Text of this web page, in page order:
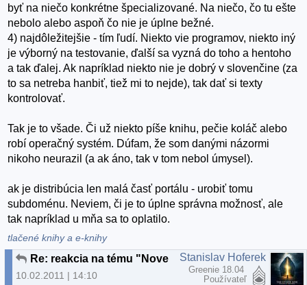
byť na niečo konkrétne špecializované. Na niečo, čo tu ešte
nebolo alebo aspoň čo nie je úplne bežné.
4) najdôležitejšie - tím ľudí. Niekto vie programov, niekto iný
je výborný na testovanie, ďalší sa vyzná do toho a hentoho
a tak ďalej. Ak napríklad niekto nie je dobrý v slovenčine (za
to sa netreba hanbiť, tiež mi to nejde), tak dať si texty
kontrolovať.
Tak je to všade. Či už niekto píše knihu, pečie koláč alebo
robí operačný systém. Dúfam, že som danými názormi
nikoho neurazil (a ak áno, tak v tom nebol úmysel).
ak je distribúcia len malá časť portálu - urobiť tomu
subdoménu. Neviem, či je to úplne správna možnosť, ale
tak napríklad u mňa sa to oplatilo.
tlačené knihy a e-knihy
Re: reakcia na tému "Nove slovenske linuxove distro"
10.02.2011 | 14:10
Stanislav Hoferek
Greenie 18.04
Používateľ